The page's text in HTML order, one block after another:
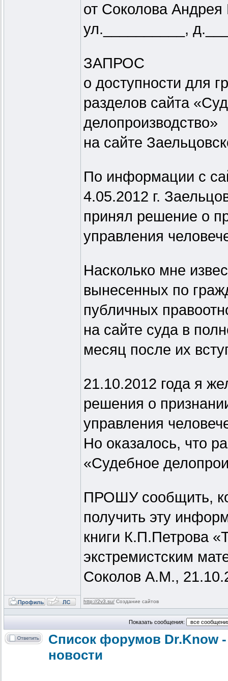
от Соколова Андрея
ул.__________,
ЗАПРОС
о доступности для
разделов сайта
делопроизводство»
на сайте
По информации с
4.05.2012 г.
принял решение о
управления
Насколько мне
вынесенных по
публичных
на сайте суда в
месяц после их
21.10.2012 года я
решения о
управления
Но оказалось, что
«Судебное
ПРОШУ сообщить,
получить эту
книги К.П.Петрова
экстремистским
Соколов А.М.,
http://2v3.su/ Создание сайтов
Показать сообщения:
Список форумов Dr.Know
новости